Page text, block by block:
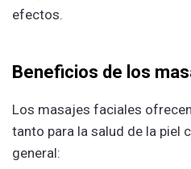
efectos.
Beneficios de los
Los masajes faciales
tanto para la salud de la piel
general: